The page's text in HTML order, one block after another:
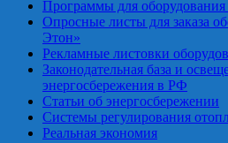
Программы для
Опросные листы для заказа
Этон»
Рекламные листовки
Законодательная база и
энергосбережения в РФ
Статьи об энергосбережении
Системы регулирования
Реальная экономия